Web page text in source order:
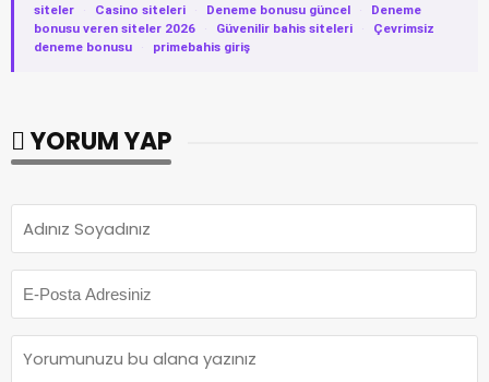
siteler
· Casino siteleri · Deneme bonusu güncel ·
Deneme
bonusu veren siteler 2026
· Güvenilir bahis siteleri ·
Çevrimsiz
deneme bonusu
· primebahis giriş
YORUM YAP